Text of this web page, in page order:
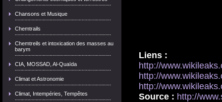
Chansons et Musique
Chemtrails
Chemtreils et intoxication des masses au
barym
CIA, MOSSAD, Al-Quaïda
Climat et Astronomie
Climat, Intempéries, Tempêtes
Liens :
http://
http://
http://
Source : http://